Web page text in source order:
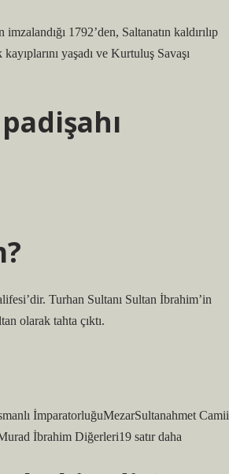
1792’den, Saltanatın kaldırılıp
yaşadı ve Kurtuluş Savaşı
Turhan Sultanı Sultan İbrahim’in
olarak tahta çıktı.
İbrahim Diğerleri19 satır daha